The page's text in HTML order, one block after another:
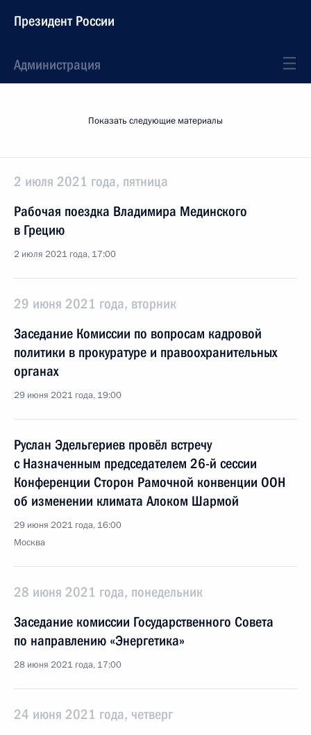
Президент России
Администрация
Показать следующие материалы
2 июля 2021 года, пятница
Рабочая поездка Владимира Мединского
в Грецию
2 июля 2021 года, 17:00
29 июня 2021 года, вторник
Заседание Комиссии по вопросам кадровой
политики в прокуратуре и правоохранительных
органах
29 июня 2021 года, 19:00
Руслан Эдельгериев провёл встречу
с Назначенным председателем 26-й сессии
Конференции Сторон Рамочной конвенции ООН
об изменении климата Алоком Шармой
29 июня 2021 года, 16:00
Москва
28 июня 2021 года, понедельник
Заседание комиссии Государственного Совета
по направлению «Энергетика»
28 июня 2021 года, 17:00
24 июня 2021 года, четверг